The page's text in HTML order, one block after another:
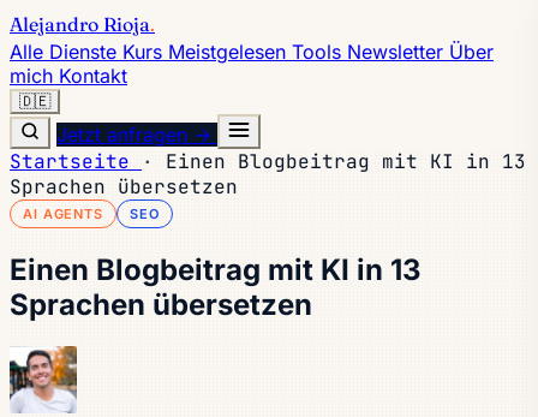
Alejandro Rioja.
Alle Dienste Kurs Meistgelesen Tools Newsletter Über
mich Kontakt
🇩🇪
Jetzt anfragen →
Startseite ·
Einen Blogbeitrag mit KI in 13
Sprachen übersetzen
AI AGENTS SEO
Einen Blogbeitrag mit KI in 13
Sprachen übersetzen